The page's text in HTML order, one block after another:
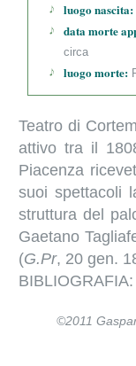
luogo nascita:
data morte
circa
luogo morte:
Teatro di
attivo tra il
Piacenza
suoi spettacoli
struttura del
Gaetano
(G.Pr, 20 gen.
©2011